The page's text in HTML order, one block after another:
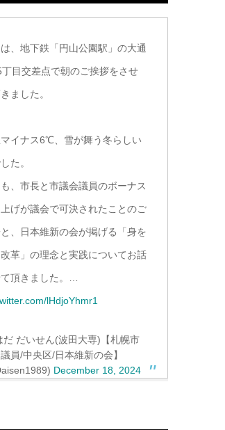
、地下鉄「円山公園駅」の大通
目交差点で朝のご挨拶をさせ
ました。
イナス6℃、雪が舞う冬らしい
た。
、市長と市議会議員のボーナス
げが議会で可決されたことのご
、日本維新の会が掲げる「身を
革」の理念と実践についてお話
て頂きました。…
lHdjoYhmr1
だいせん(波田大専)【札幌市
員/中央区/日本維新の会】
December 18, 2024